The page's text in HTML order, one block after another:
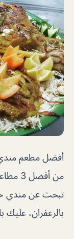
أفضل مطعم
من
تبحث عن مندي
بالزعفران، عليك